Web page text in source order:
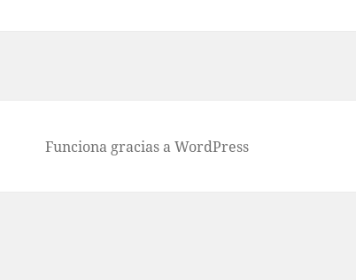
Funciona gracias a WordPress